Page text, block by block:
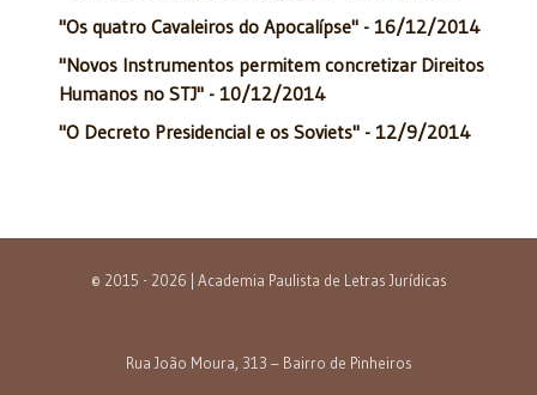
"Os quatro Cavaleiros do Apocalípse" - 16/12/2014
"Novos Instrumentos permitem concretizar Direitos
Humanos no STJ" - 10/12/2014
"O Decreto Presidencial e os Soviets" - 12/9/2014
© 2015 - 2026 | Academia Paulista de Letras Jurídicas
Rua João Moura, 313 – Bairro de Pinheiros